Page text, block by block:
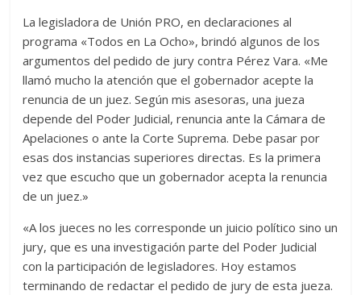
La legisladora de Unión PRO, en declaraciones al
programa «Todos en La Ocho», brindó algunos de los
argumentos del pedido de jury contra Pérez Vara. «Me
llamó mucho la atención que el gobernador acepte la
renuncia de un juez. Según mis asesoras, una jueza
depende del Poder Judicial, renuncia ante la Cámara de
Apelaciones o ante la Corte Suprema. Debe pasar por
esas dos instancias superiores directas. Es la primera
vez que escucho que un gobernador acepta la renuncia
de un juez.»
«A los jueces no les corresponde un juicio político sino un
jury, que es una investigación parte del Poder Judicial
con la participación de legisladores. Hoy estamos
terminando de redactar el pedido de jury de esta jueza.